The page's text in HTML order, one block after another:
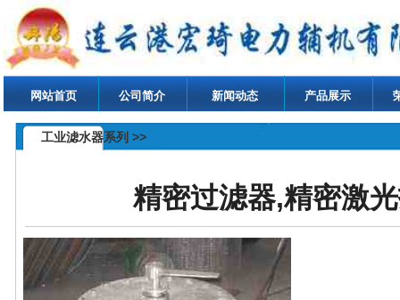
网站首页 公司简介 新闻动态 产品展示
工业滤水器系列 >>
精密过滤器,精密激